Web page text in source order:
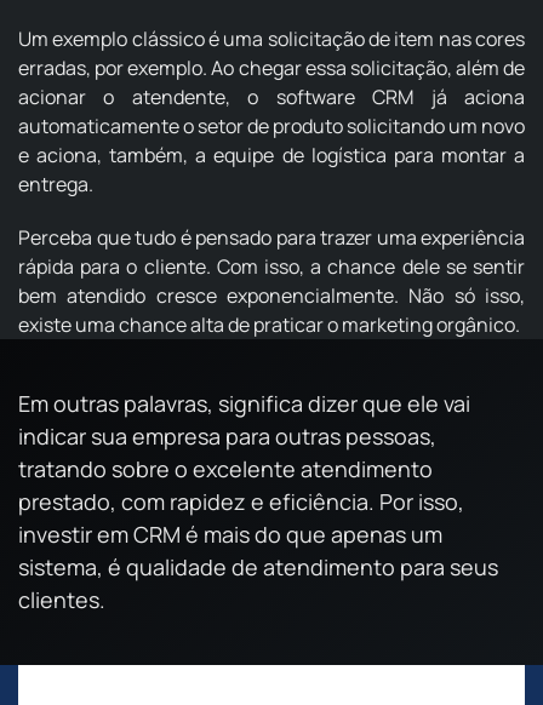
Um exemplo clássico é uma solicitação de item nas cores
erradas, por exemplo. Ao chegar essa solicitação, além de
acionar o atendente, o software CRM já aciona
automaticamente o setor de produto solicitando um novo
e aciona, também, a equipe de logística para montar a
entrega.
Perceba que tudo é pensado para trazer uma experiência
rápida para o cliente. Com isso, a chance dele se sentir
bem atendido cresce exponencialmente. Não só isso,
existe uma chance alta de praticar o marketing orgânico.
Em outras palavras, significa dizer que ele vai
indicar sua empresa para outras pessoas,
tratando sobre o excelente atendimento
prestado, com rapidez e eficiência. Por isso,
investir em CRM é mais do que apenas um
sistema, é qualidade de atendimento para seus
clientes.